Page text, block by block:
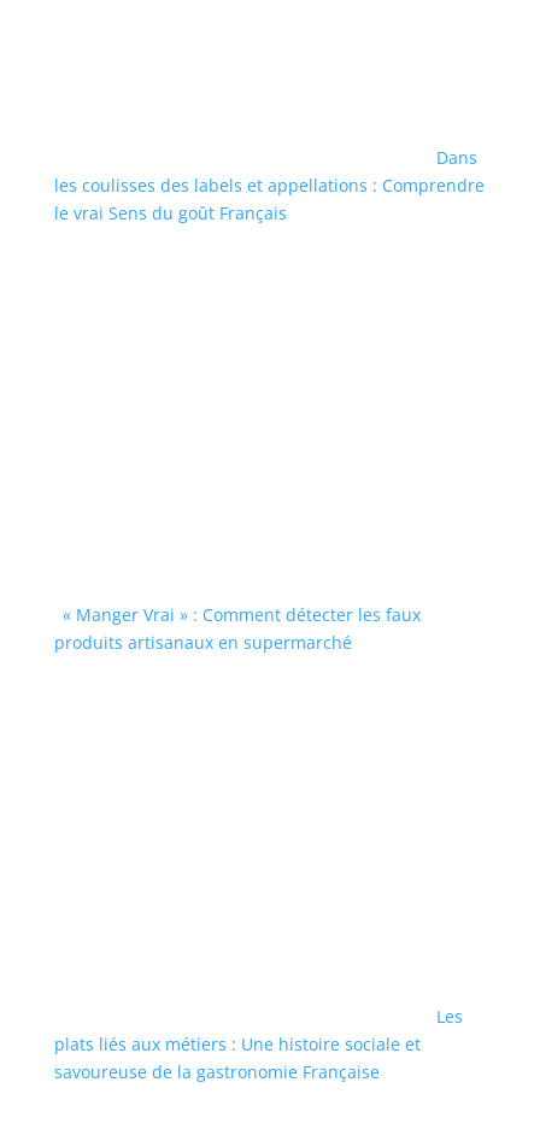
Dans
les coulisses des labels et appellations : Comprendre
le vrai Sens du goût Français
« Manger Vrai » : Comment détecter les faux
produits artisanaux en supermarché
Les
plats liés aux métiers : Une histoire sociale et
savoureuse de la gastronomie Française